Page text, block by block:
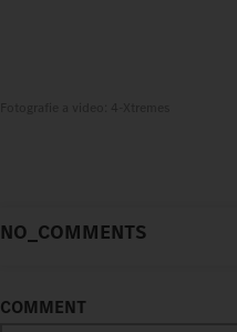
NO_COMMENTS
COMMENT